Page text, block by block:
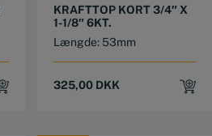
KRAFTTOP KORT 3/4″ X
1-1/8″ 6KT.
Længde: 53mm
325,00 DKK